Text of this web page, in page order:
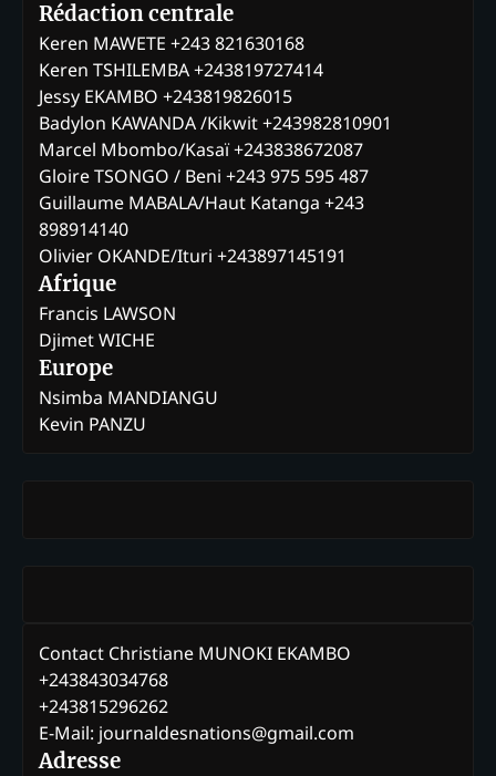
Rédaction centrale
Keren MAWETE +243 821630168
Keren TSHILEMBA +243819727414
Jessy EKAMBO +243819826015
Badylon KAWANDA /Kikwit +243982810901
Marcel Mbombo/Kasaï +243838672087
Gloire TSONGO / Beni +243 975 595 487
Guillaume MABALA/Haut Katanga +243
898914140
Olivier OKANDE/Ituri +243897145191
Afrique
Francis LAWSON
Djimet WICHE
Europe
Nsimba MANDIANGU
Kevin PANZU
Contact Christiane MUNOKI EKAMBO
+243843034768
+243815296262
E-Mail: journaldesnations@gmail.com
Adresse